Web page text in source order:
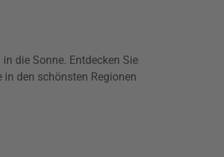
die Sonne. Entdecken Sie
den schönsten Regionen